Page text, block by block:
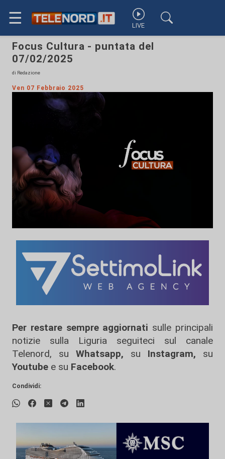
☰ LIVE
Focus Cultura - puntata del
07/02/2025
di Redazione
Ven 07 Febbraio 2025
Per restare sempre aggiornati sulle principali
notizie sulla Liguria seguiteci sul canale
Telenord, su
Whatsapp, su Instagram, su
Youtube e su Facebook.
Condividi: